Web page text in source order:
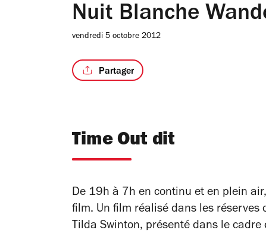
Nuit Blanche
vendredi 5 octobre 2012
Partager
Time Out dit
De 19h à 7h en continu et en plein
film. Un film réalisé dans les
Tilda Swinton, présenté dans le